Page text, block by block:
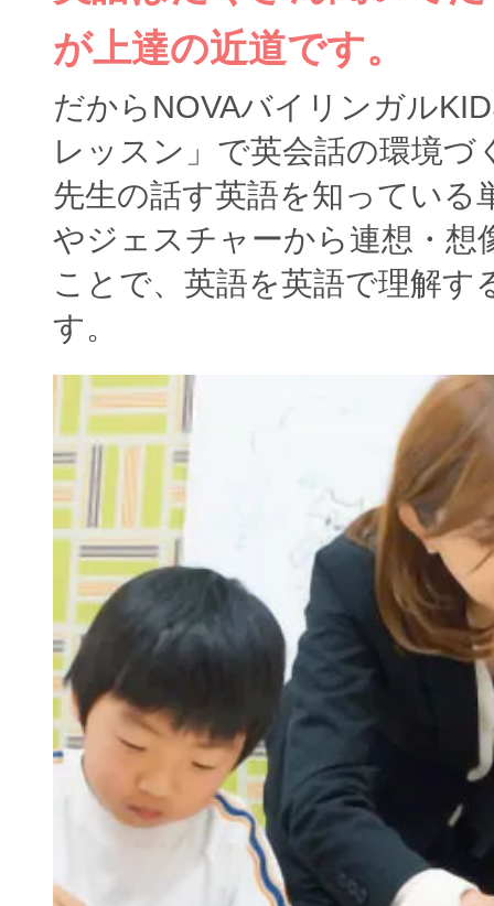
が上達の近道です。
だからNOVAバイリンガル
レッスン」で英会話の環境づ
先生の話す英語を知っている
やジェスチャーから連想・想
ことで、英語を英語で理解す
す。